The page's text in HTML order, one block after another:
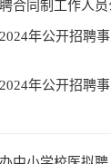
合同制工作人
年公开招聘
年公开招聘